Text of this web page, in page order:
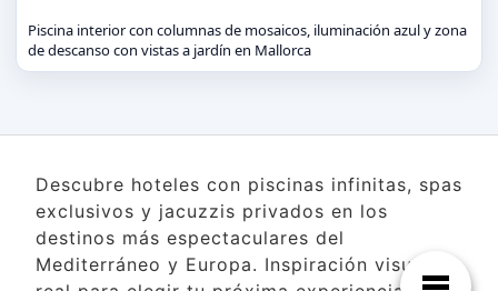
Piscina interior con columnas de mosaicos, iluminación azul y zona
de descanso con vistas a jardín en Mallorca
Descubre hoteles con piscinas infinitas, spas
exclusivos y jacuzzis privados en los
destinos más espectaculares del
Mediterráneo y Europa. Inspiración visual